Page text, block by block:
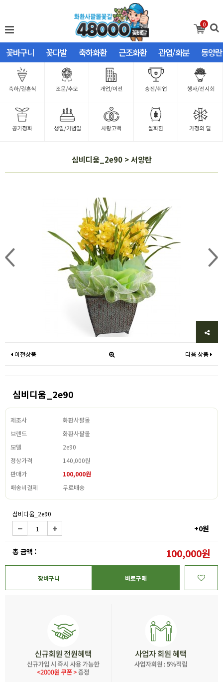
0
꽃바구니 꽃다발 축하화환 근조화환 관엽/화분 동양란
심비디움_2e90 > 서양란
이전상품 다음 상품
심비디움_2e90
제조사
화환사팔몰
브랜드
화환사팔몰
모델
2e90
정상가격
140,000원
판매가
100,000원
배송비결제
무료배송
심비디움_2e90
+0원
총 금액 : 100,000원